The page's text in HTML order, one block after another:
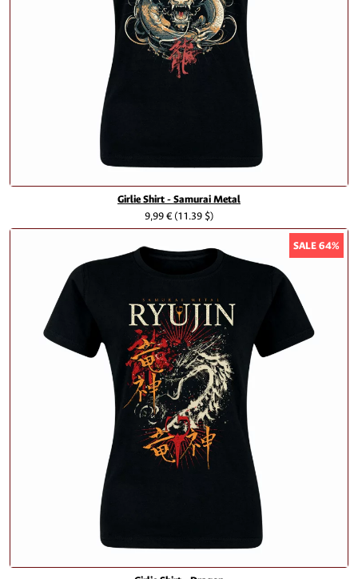
Girlie Shirt - Samurai Metal
9,99 €(11.39 $)
SALE 64%